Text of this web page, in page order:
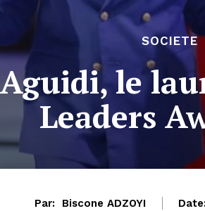
SOCIETE
le
Leaders
Par: Biscone ADZOYI Date: